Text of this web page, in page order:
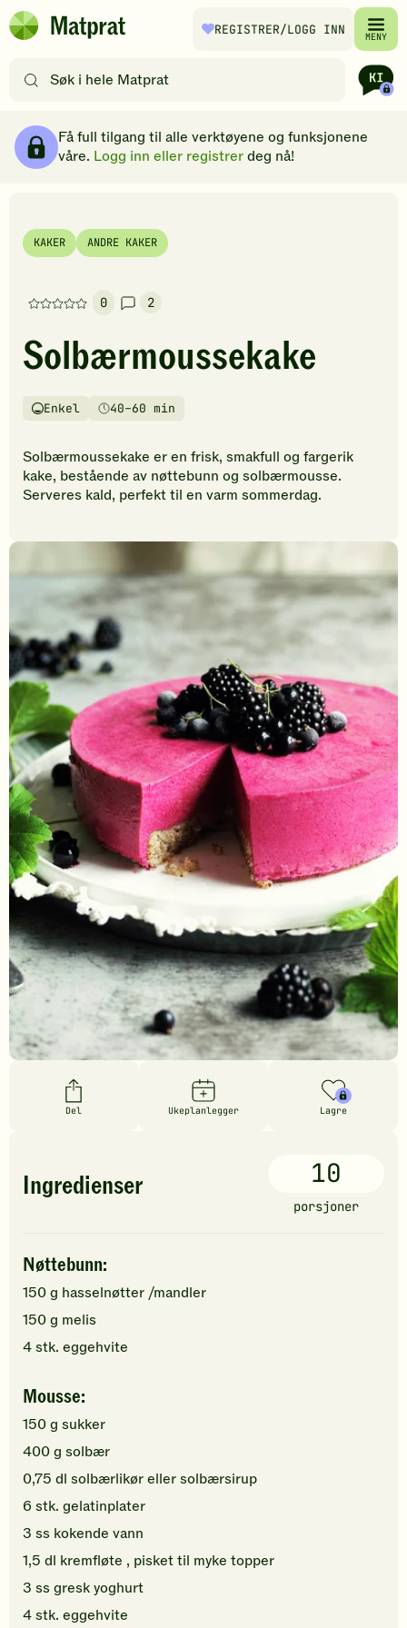
Hopp til hovedinnhold
Matprat
REGISTRER/LOGG INN MENY
etter
filtre
Få full tilgang til alle verktøyene og funksjonene
våre. Logg inn eller registrerdeg nå!
KAKER ANDRE KAKER
0
Denne
har
foreløpig
vurderinger.
den
første
til
oppskriften.
2
Solbærmoussekake
Vanskelighetsgrad
Enkel
Tilberedningstid40–60 min
Solbærmoussekake er en frisk, smakfull og fargerik
kake, bestående av nøttebunn og solbærmousse.
Serveres kald, perfekt til en varm sommerdag.
Del Ukeplanlegger Lagre
Ingredienser 10
porsjoner
Nøttebunn:
150g hasselnøtter /mandler
150g melis
4stk. eggehvite
Mousse:
150g sukker
400g solbær
0,75 dl solbærlikør ellersolbærsirup
6 stk. gelatinplater
3 ss kokende vann
1,5 dl kremfløte , pisket til myke topper
3 ss gresk yoghurt
4stk. eggehvite